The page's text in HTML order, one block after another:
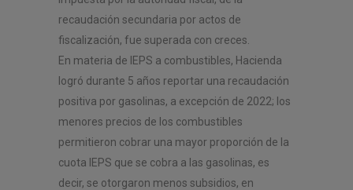
recaudación secundaria por actos de
fiscalización, fue superada con creces.
En materia de IEPS a combustibles, Hacienda
logró durante 5 años reportar una recaudación
positiva por gasolinas, a excepción de 2022; los
menores precios de los combustibles
permitieron cobrar una mayor proporción de la
cuota IEPS que se cobra a las gasolinas, es
decir, se otorgaron menos subsidios, en